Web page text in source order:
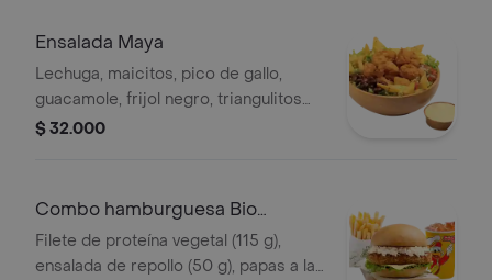
Ensalada Maya
Lechuga, maicitos, pico de gallo,
guacamole, frijol negro, triangulitos
de maíz y aderezo mexicano. Elige tu
$ 32.000
Combo hamburguesa Bio
(Proteína Vegetal)
Filete de proteína vegetal (115 g),
ensalada de repollo (50 g), papas a la